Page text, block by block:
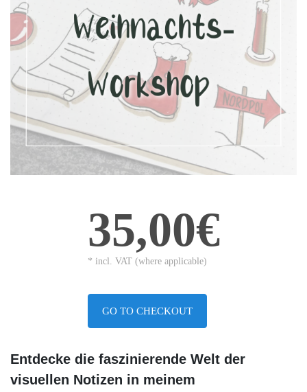
35,00€
* incl. VAT (where applicable)
GO TO CHECKOUT
Entdecke die faszinierende Welt der
visuellen Notizen in meinem